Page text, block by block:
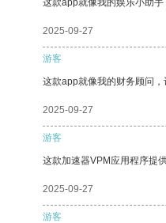
这款app就像我的娱乐小助手
2025-09-27
游客
这款app就像我的财务顾问，
2025-09-27
游客
这款加速器VPM应用程序提
2025-09-27
游客